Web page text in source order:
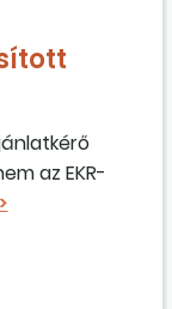
az EKR-
, ill. a